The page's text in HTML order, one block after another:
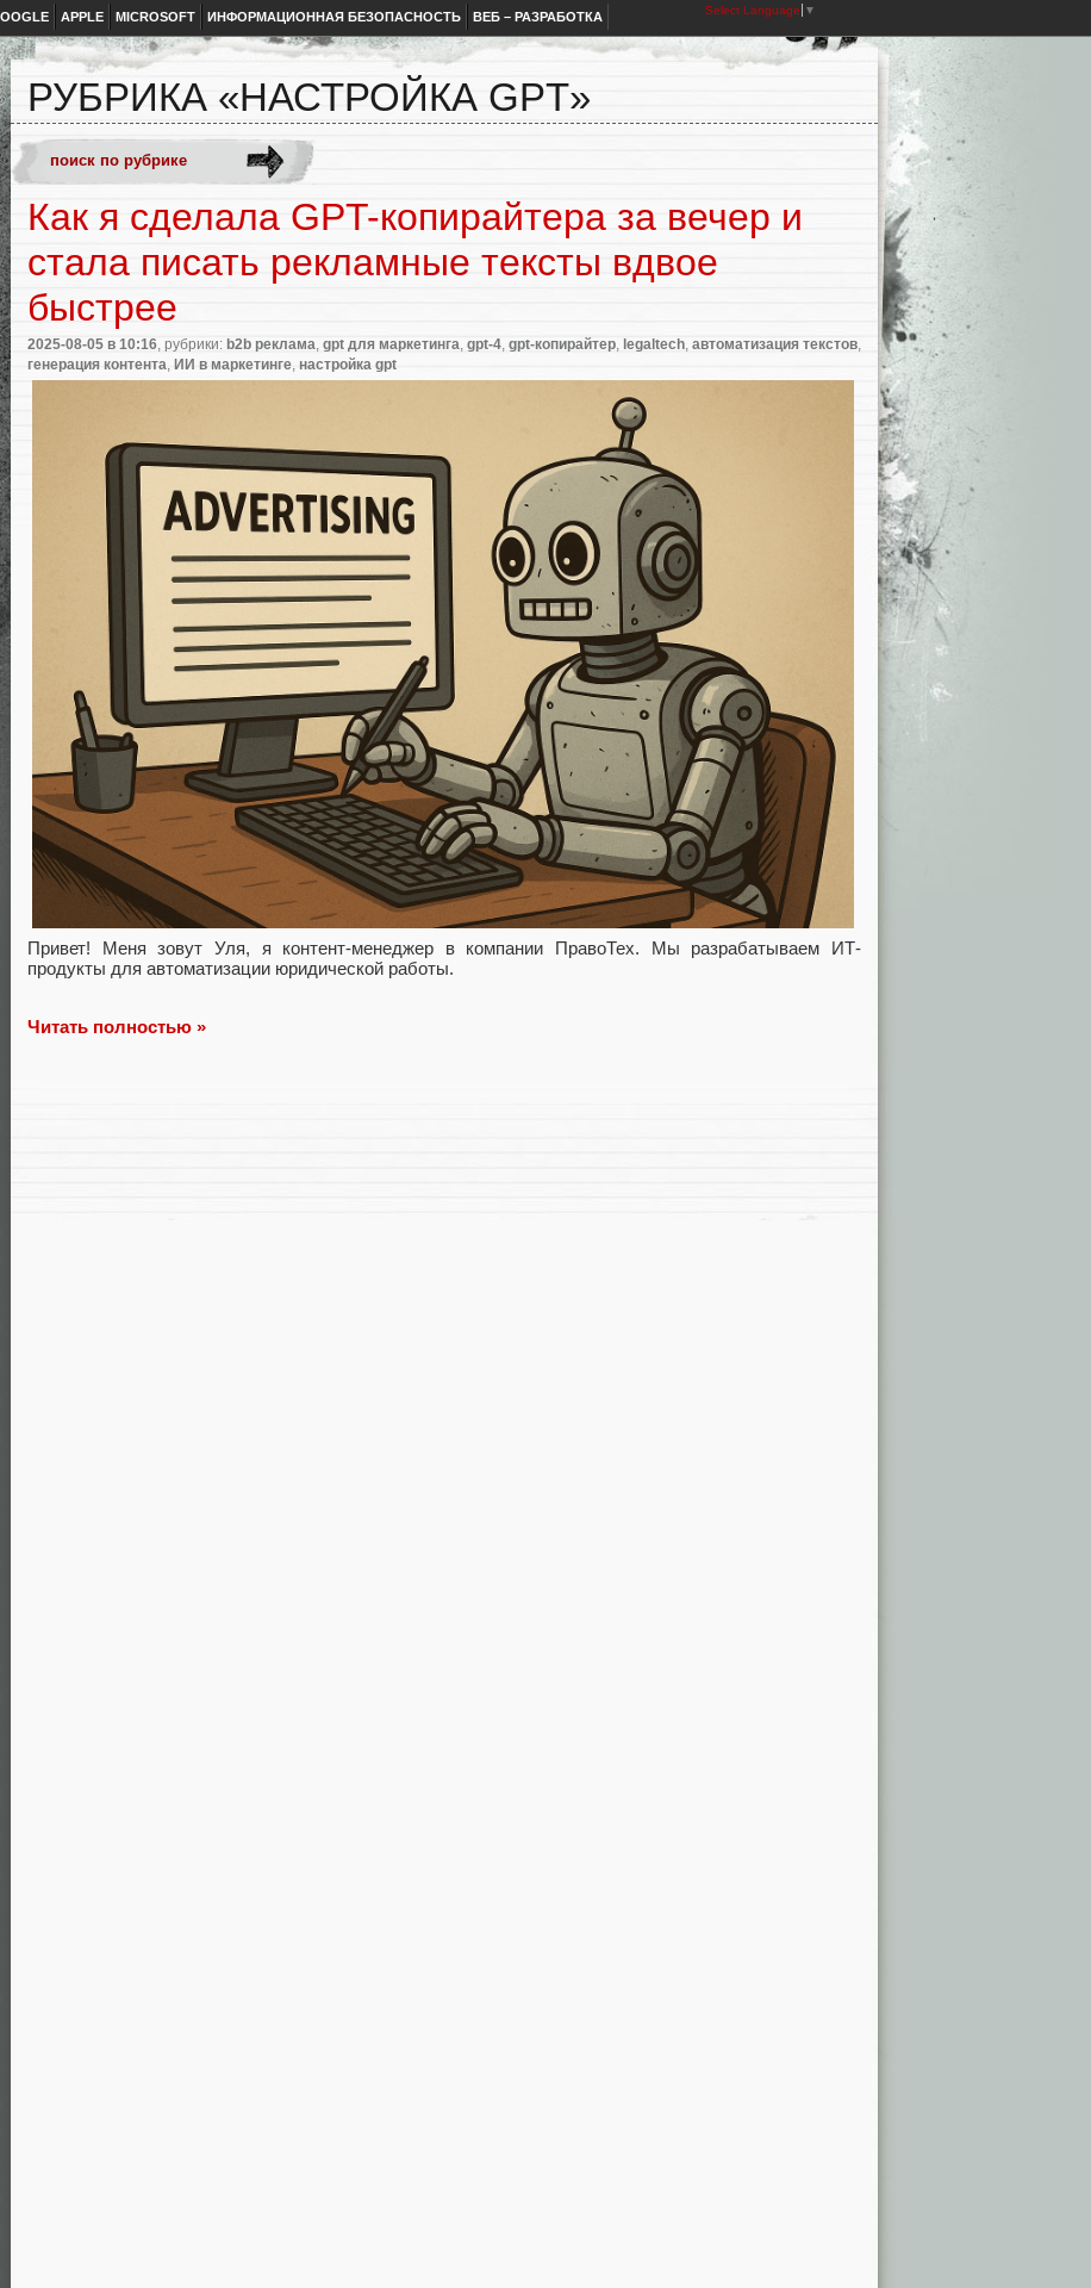
APPLE MICROSOFT ИНФОРМАЦИОННАЯ БЕЗОПАСНОСТЬ ВЕБ – РАЗРАБОТКА Select Language ▼
РУБРИКА «НАСТРОЙКА GPT»
Как я сделала GPT-копирайтера за вечер и
стала писать рекламные тексты вдвое
быстрее
2025-08-05 в 10:16 , рубрики: b2b реклама gpt для маркетинга gpt-4 gpt-копирайтер legaltech автоматизация текстов
генерация контента ИИ в маркетинге настройка gpt
Привет! Меня зовут Уля, я контент-менеджер в компании ПравоТех. Мы разрабатываем ИТ-
продукты для автоматизации юридической работы.
Читать полностью »